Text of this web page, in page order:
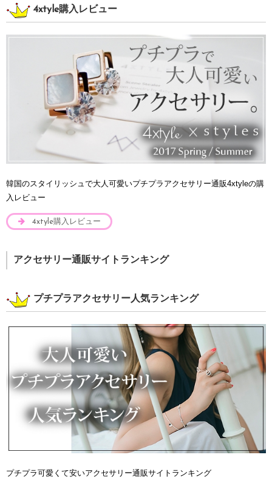
4xtyle購入レビュー
韓国のスタイリッシュで大人可愛いプチプラアクセサリー通販4xtyleの購
入レビュー
4xtyle購入レビュー
アクセサリー通販サイトランキング
プチプラアクセサリー人気ランキング
プチプラ可愛くて安いアクセサリー通販サイトランキング